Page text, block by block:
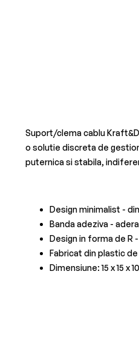
Suport/clema cablu
o solutie discreta de
puternica si stabila,
Design minimalist -
Banda adeziva -
Design in forma de R
Fabricat din plastic
Dimensiune: 15 x 15 x